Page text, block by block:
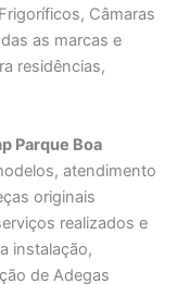
Câmaras
as marcas e
residências,
Parque Boa
atendimento
originais
realizados e
instalação,
de Adegas